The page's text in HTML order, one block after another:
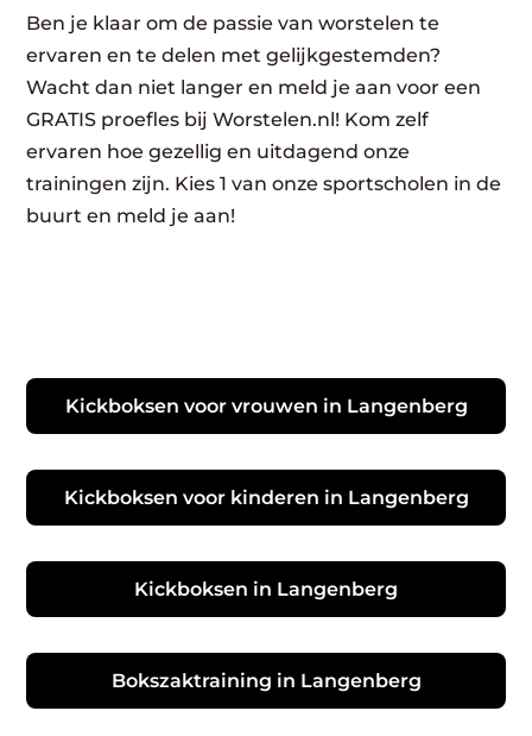
Ben je klaar om de passie van worstelen te
ervaren en te delen met gelijkgestemden?
Wacht dan niet langer en meld je aan voor een
GRATIS proefles bij Worstelen.nl! Kom zelf
ervaren hoe gezellig en uitdagend onze
trainingen zijn. Kies 1 van onze sportscholen in de
buurt en meld je aan!
Kickboksen voor vrouwen in Langenberg
Kickboksen voor kinderen in Langenberg
Kickboksen in Langenberg
Bokszaktraining in Langenberg